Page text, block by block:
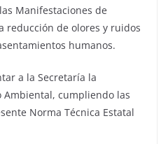
Manifestaciones de
reducción de olores y ruidos
humanos.
a la Secretaría la
cumpliendo las
Norma Técnica Estatal